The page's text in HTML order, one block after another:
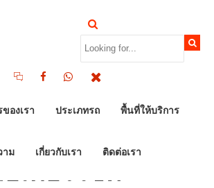
องเรา ประเภทรถ พื้นที่ให้บริการ
าม เกี่ยวกับเรา ติดต่อเรา
เตอร์ไซค์